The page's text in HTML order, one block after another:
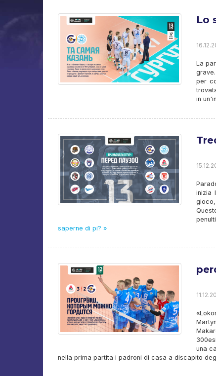
Lo
La
per
in
inizia
saperne di pi? »
una
nella prima partita i padroni di casa a discapito